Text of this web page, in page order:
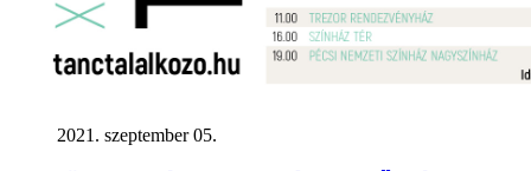
2021. szeptember 05.